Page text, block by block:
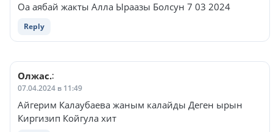
Оа аябай жакты Алла Ыраазы Болсун 7 03 2024
Reply
Олжас.:
07.04.2024 в 11:49
Айгерим Калаубаева жаным калайды Деген ырын
Киргизип Койгула хит